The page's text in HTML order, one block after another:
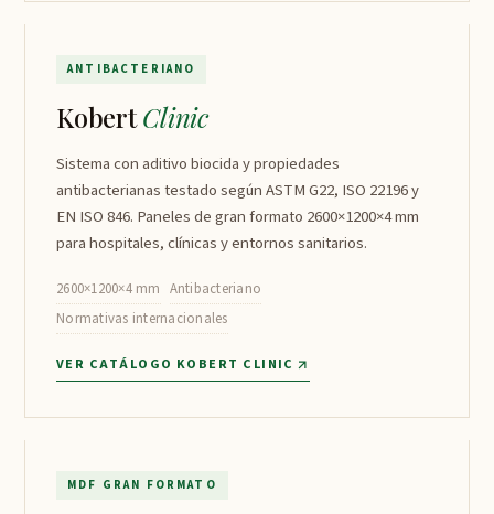
ANTIBACTERIANO
KobertClinic
Sistema con aditivo biocida y propiedades
antibacterianas testado según ASTM G22, ISO 22196 y
EN ISO 846. Paneles de gran formato 2600×1200×4 mm
para hospitales, clínicas y entornos sanitarios.
2600×1200×4 mm Antibacteriano
Normativas internacionales
VER CATÁLOGO KOBERT CLINIC
MDF GRAN FORMATO